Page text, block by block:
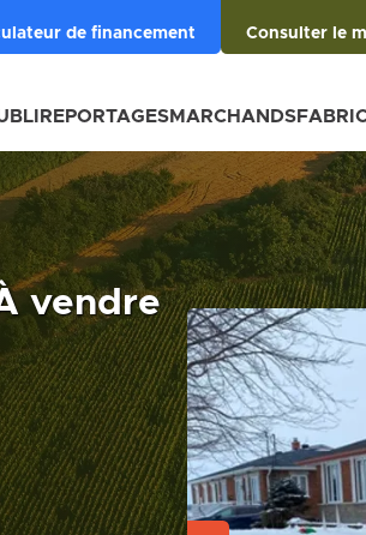
de financement Consulter le
MARCHANDS
vendre